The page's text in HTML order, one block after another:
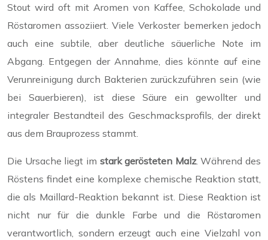
Stout wird oft mit Aromen von Kaffee, Schokolade und
Röstaromen assoziiert. Viele Verkoster bemerken jedoch
auch eine subtile, aber deutliche säuerliche Note im
Abgang. Entgegen der Annahme, dies könnte auf eine
Verunreinigung durch Bakterien zurückzuführen sein (wie
bei Sauerbieren), ist diese Säure ein gewollter und
integraler Bestandteil des Geschmacksprofils, der direkt
aus dem Brauprozess stammt.
Die Ursache liegt im stark gerösteten Malz. Während des
Röstens findet eine komplexe chemische Reaktion statt,
die als Maillard-Reaktion bekannt ist. Diese Reaktion ist
nicht nur für die dunkle Farbe und die Röstaromen
verantwortlich, sondern erzeugt auch eine Vielzahl von